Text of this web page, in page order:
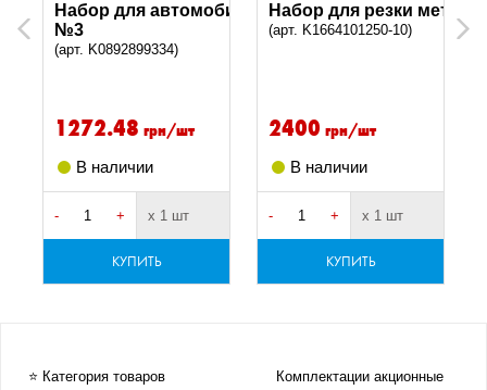
Previous
Набор для автомобилиста, зимний, комплект
№3
(арт. K0892899334)
1272.48 грн/шт
В наличии
- + х 1 шт
КУПИТЬ
Набор для резки
(арт. K1664101250-10)
2400 грн/шт
В наличии
- + х 1 шт
КУПИТЬ
Next
⭐ Категория товаров Комплектации акционные